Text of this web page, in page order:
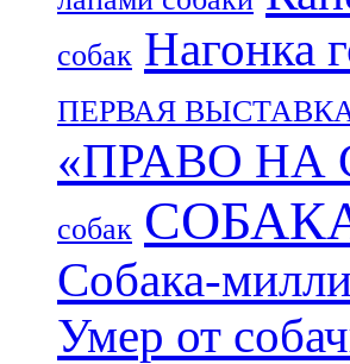
собак Нагонка
ПЕРВАЯ
«ПРАВО НА
собак
Собака-
Умер от